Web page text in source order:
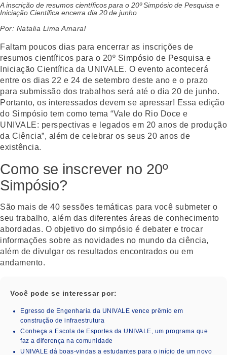
A inscrição de resumos científicos para o 20º Simpósio de Pesquisa e
Iniciação Científica encerra dia 20 de junho
Por: Natalia Lima Amaral
Faltam poucos dias para encerrar as inscrições de
resumos científicos para o 20º Simpósio de Pesquisa e
Iniciação Científica da UNIVALE. O evento acontecerá
entre os dias 22 e 24 de setembro deste ano e o prazo
para submissão dos trabalhos será até o dia 20 de junho.
Portanto, os interessados devem se apressar! Essa edição
do Simpósio tem como tema “Vale do Rio Doce e
UNIVALE: perspectivas e legados em 20 anos de produção
da Ciência”, além de celebrar os seus 20 anos de
existência.
Como se inscrever no 20º
Simpósio?
São mais de 40 sessões temáticas para você submeter o
seu trabalho, além das diferentes áreas de conhecimento
abordadas. O objetivo do simpósio é debater e trocar
informações sobre as novidades no mundo da ciência,
além de divulgar os resultados encontrados ou em
andamento.
Você pode se interessar por:
Egresso de Engenharia da UNIVALE vence prêmio em
construção de infraestrutura
Conheça a Escola de Esportes da UNIVALE, um programa que
faz a diferença na comunidade
UNIVALE dá boas-vindas a estudantes para o início de um novo